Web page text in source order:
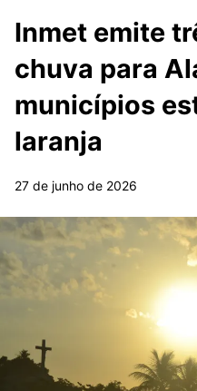
Inmet emite
chuva para
municípios
laranja
27 de junho de 2026